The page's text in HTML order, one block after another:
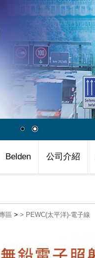
Belden 公司介紹
區 > > PEWC(太平洋)-電子線